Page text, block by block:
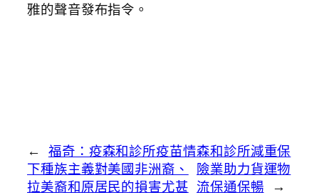
雅的聲音發布指令。
←
福奇：疫森和診所疫苗情
下種族主義對美國非洲裔、
拉美裔和原居民的損害尤甚
森和診所減重保
險業助力貨運物
流保通保暢
→